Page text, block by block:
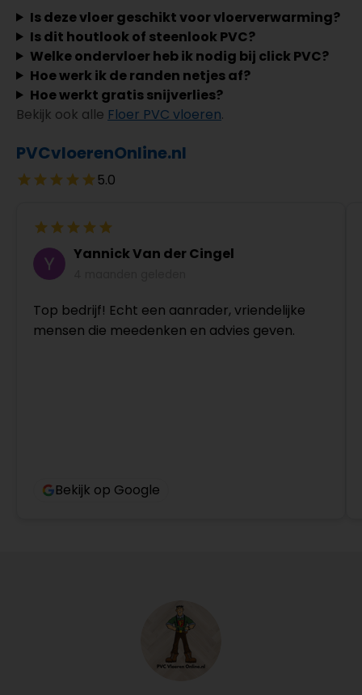
Is deze vloer geschikt voor vloerverwarming?
Is dit houtlook of steenlook PVC?
Welke ondervloer heb ik nodig bij click PVC?
Hoe werk ik de randen netjes af?
Hoe werkt gratis snijverlies?
Bekijk ook alle Floer PVC vloeren.
PVCvloerenOnline.nl
5.0
Yannick Van der Cingel
Top bedrijf! Echt een aanrader, vriendelijke
mensen die meedenken en advies geven.
Bekijk op Google